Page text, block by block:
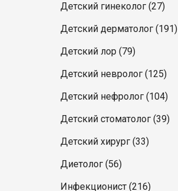
Детский гинеколог (27)
Детский дерматолог (191)
Детский лор (79)
Детский невролог (125)
Детский нефролог (104)
Детский стоматолог (39)
Детский хирург (33)
Диетолог (56)
Инфекционист (216)